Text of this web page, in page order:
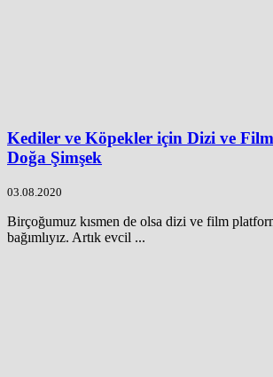
Kediler ve Köpekler için Dizi ve
Doğa Şimşek
03.08.2020
Birçoğumuz kısmen de olsa dizi ve film
bağımlıyız. Artık evcil ...